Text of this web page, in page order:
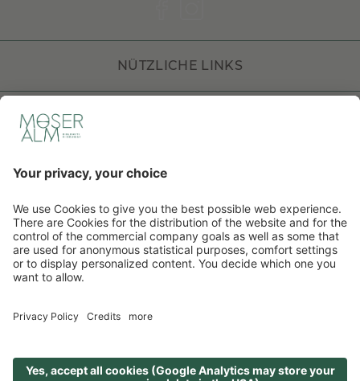
NÜTZLICHE LINKS
DE IT
EN
©2026
Barrierefreiheitserklärung
produced by